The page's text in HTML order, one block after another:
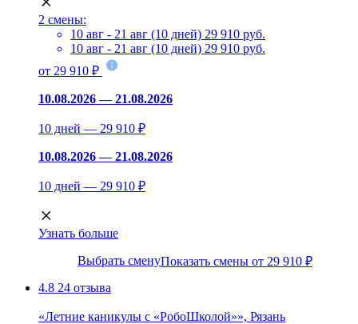
2 смены:
10 авг - 21 авг (10 дней) 29 910 руб.
10 авг - 21 авг (10 дней) 29 910 руб.
от 29 910 ₽
10.08.2026 — 21.08.2026
10 дней — 29 910 ₽
10.08.2026 — 21.08.2026
10 дней — 29 910 ₽
Узнать больше
Выбрать сменуПоказать смены от 29 910 ₽
4.8 24 отзыва
«Летние каникулы с «РобоШколой»», Рязань